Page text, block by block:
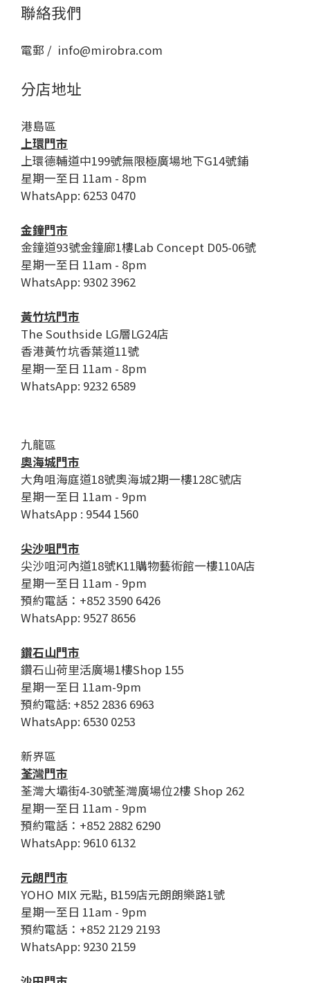
聯絡我們
電郵 / info@mirobra.com
分店地址
港島區
上環門市
上環德輔道中199號無限極廣場地下G14號鋪
星期一至日 11am - 8pm
WhatsApp: 6253 0470
金鐘門市
金鐘道93號金鐘廊1樓Lab Concept D05-06號
星期一至日 11am - 8pm
WhatsApp: 9302 3962
黃竹坑門市
The Southside LG層LG24店
香港黃竹坑香葉道11號
星期一至日 11am - 8pm
WhatsApp: 9232 6589
九龍區
奧海城門市
大角咀海庭道18號奧海城2期一樓128C號店
星期一至日 11am - 9pm
WhatsApp : 9544 1560
尖沙咀門市
尖沙咀河內道18號K11購物藝術館一樓110A店
星期一至日 11am - 9pm
預約電話：+852 3590 6426
WhatsApp: 9527 8656
鑽石山門市
鑽石山荷里活廣場1樓Shop 155
星期一至日 11am-9pm
預約電話: +852 2836 6963
WhatsApp: 6530 0253
新界區
荃灣門市
荃灣大壩街4-30號荃灣廣場位2樓 Shop 262
星期一至日 11am - 9pm
預約電話：+852 2882 6290
WhatsApp: 9610 6132
元朗門市
YOHO MIX 元點, B159店元朗朗樂路1號
星期一至日 11am - 9pm
預約電話：+852 2129 2193
WhatsApp: 9230 2159